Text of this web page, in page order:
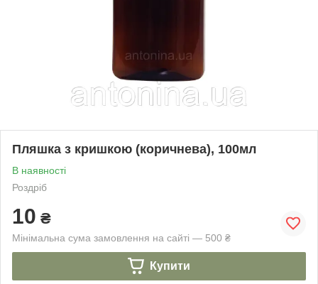
Пляшка з кришкою (коричнева), 100мл
В наявності
Роздріб
10 ₴
Мінімальна сума замовлення на сайті — 500 ₴
Купити